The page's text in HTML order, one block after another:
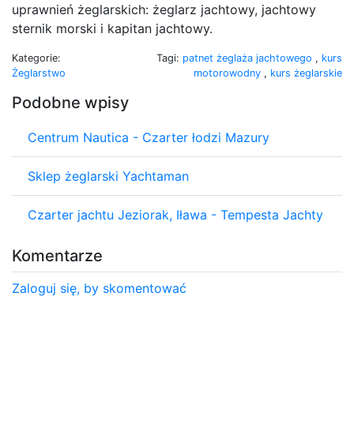
uprawnień żeglarskich: żeglarz jachtowy, jachtowy
sternik morski i kapitan jachtowy.
Kategorie:
Żeglarstwo
Tagi: patnet żeglaża jachtowego , kurs
motorowodny , kurs żeglarskie
Podobne wpisy
Centrum Nautica - Czarter łodzi Mazury
Sklep żeglarski Yachtaman
Czarter jachtu Jeziorak, Iława - Tempesta Jachty
Komentarze
Zaloguj się, by skomentować